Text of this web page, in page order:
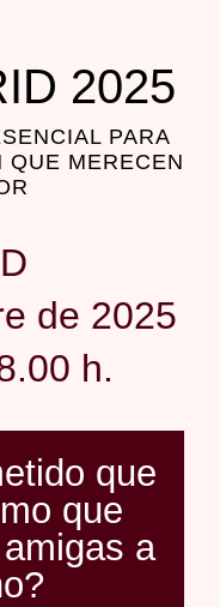
2025
PARA
QUE MERECEN
de 2025
h.
que
que
a